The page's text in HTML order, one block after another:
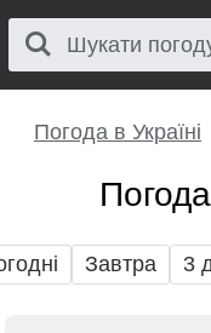
Погода в Україні
Завтра 3